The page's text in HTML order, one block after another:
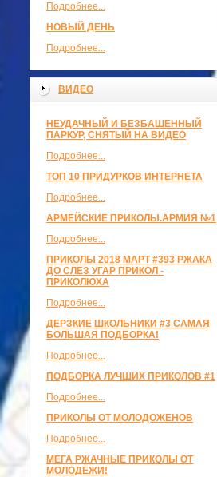
Подробнее...
НОВЫЙ ДЕНЬ
Подробнее...
ВИДЕО
НЕУДАЧНЫЙ И БЕЗБАШЕННЫЙ
ПАРКУР, СНЯТЫЙ НА ВИДЕО
Подробнее...
ТОП 10 ПРИДУРКОВ ИНТЕРНЕТА
Подробнее...
АРМЕЙСКИЕ ПРИКОЛЫ.АРМИЯ №1
Подробнее...
ПРИКОЛЫ 2018 МАРТ #393 РЖАКА
ДО СЛЕЗ УГАР ПРИКОЛ -
ПРИКОЛЮХА
Подробнее...
ДЕРЗКИЕ ШКОЛЬНИКИ #3 САМАЯ
БОЛЬШАЯ ПОДБОРКА!
Подробнее...
ПОДБОРКА ЛУЧШИХ ПРИКОЛОВ #1
Подробнее...
ПРИКОЛЫ ОТ МОЛОДОЖЕНОВ
Подробнее...
МЕГА РЖАЧНЫЕ ПРИКОЛЫ ОТ
МОЛОДЕЖИ!